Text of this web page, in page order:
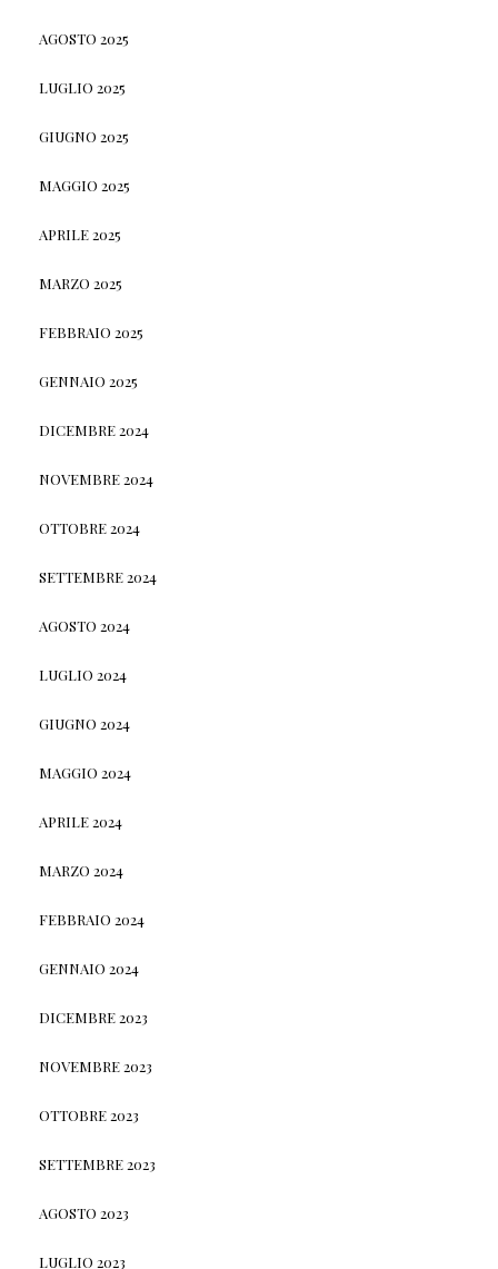
AGOSTO 2025
LUGLIO 2025
GIUGNO 2025
MAGGIO 2025
APRILE 2025
MARZO 2025
FEBBRAIO 2025
GENNAIO 2025
DICEMBRE 2024
NOVEMBRE 2024
OTTOBRE 2024
SETTEMBRE 2024
AGOSTO 2024
LUGLIO 2024
GIUGNO 2024
MAGGIO 2024
APRILE 2024
MARZO 2024
FEBBRAIO 2024
GENNAIO 2024
DICEMBRE 2023
NOVEMBRE 2023
OTTOBRE 2023
SETTEMBRE 2023
AGOSTO 2023
LUGLIO 2023